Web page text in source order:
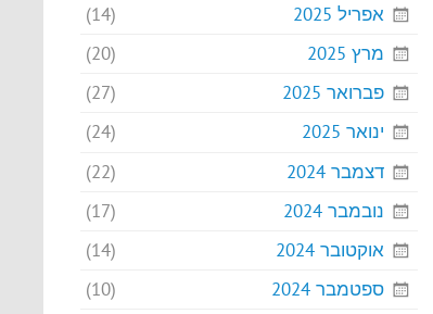
אפריל 2025
(14)
מרץ 2025
(20)
פברואר 2025
(27)
ינואר 2025
(24)
דצמבר 2024
(22)
נובמבר 2024
(17)
אוקטובר 2024
(14)
ספטמבר 2024
(10)